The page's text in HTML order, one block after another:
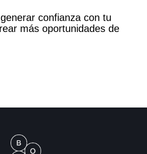
confianza con tu
más oportunidades de